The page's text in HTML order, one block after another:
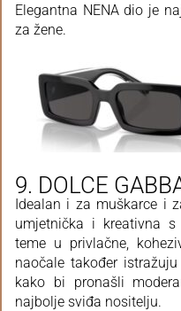
Elegantna NENA dio je
za žene.
9. DOLCE
Idealan i za muškarce i
umjetnička i kreativna
teme u privlačne,
naočale također
kako bi pronašli
najbolje sviđa nositelju.